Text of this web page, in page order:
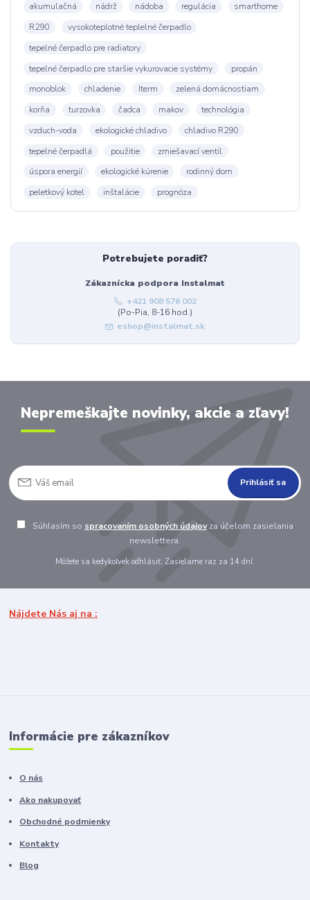
akumulačná
nádrž nádoba regulácia
smarthome
R290
vysokoteplotné teplelné čerpadlo
tepelné čerpadlo pre radiatory
tepelné čerpadlo pre staršie vykurovacie systémy
propán
monoblok
chladenie Iterm
zelená domácnostiam
korňa
turzovka čadca makov
technológia
vzduch-voda
ekologické chladivo
chladivo R290
tepelné čerpadlá
použitie
zmiešavací ventil
úspora energií
ekologické kúrenie
rodinný dom
peletkový kotel
inštalácie prognóza
Potrebujete poradiť?
Zákaznícka podpora Instalmat
+421 908 576 002
(Po-Pia, 8-16 hod.)
eshop@instalmat.sk
Nepremeškajte novinky, akcie a zľavy!
Prihlásiť sa
Súhlasím so spracovaním osobných údajovza účelom zasielania
newslettera.
Môžete sa kedykoľvek odhlásiť. Zasielame raz za 14 dní.
Nájdete Nás aj na :
Informácie pre zákazníkov
O nás
Ako nakupovať
Obchodné podmienky
Kontakty
Blog